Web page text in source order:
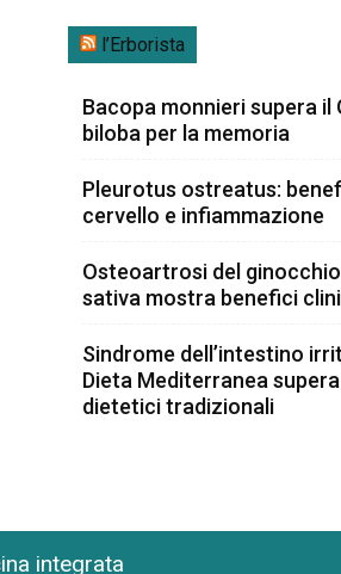
l’Erborista
Bacopa monnieri supera il
biloba per la memoria
Pleurotus ostreatus:
cervello e infiammazione
Osteoartrosi del
sativa mostra benefici
Sindrome dell’intestino
Dieta Mediterranea
dietetici tradizionali
integrata